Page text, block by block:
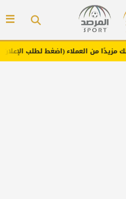
(اضغط لطلب الإعلان)